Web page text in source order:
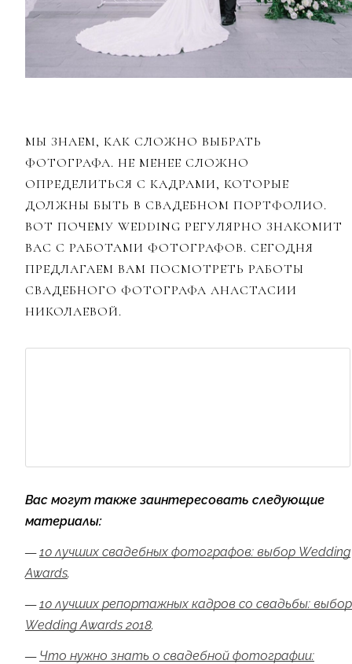
МЫ ЗНАЕМ, КАК СЛОЖНО ВЫБРАТЬ
ФОТОГРАФА. НЕ МЕНЕЕ СЛОЖНО
ОПРЕДЕЛИТЬСЯ С КАДРАМИ, КОТОРЫЕ
ДОЛЖНЫ БЫТЬ В СВАДЕБНОМ ПОРТФОЛИО.
ВОТ ПОЧЕМУ WEDDING РЕГУЛЯРНО ЗНАКОМИТ
ВАС С РАБОТАМИ ФОТОГРАФОВ. СЕГОДНЯ
ПРЕДЛАГАЕМ ВАМ ПОСМОТРЕТЬ РАБОТЫ
СВАДЕБНОГО ФОТОГРАФА АНАСТАСИИ
НИКОЛАЕВОЙ.
Вас могут также заинтересовать следующие
материалы:
—10 лучших свадебных фотографов: выбор Wedding
Awards.
—10 лучших репортажных кадров со свадьбы: выбор
Wedding Awards 2018.
— Что нужно знать о свадебной фотографии: